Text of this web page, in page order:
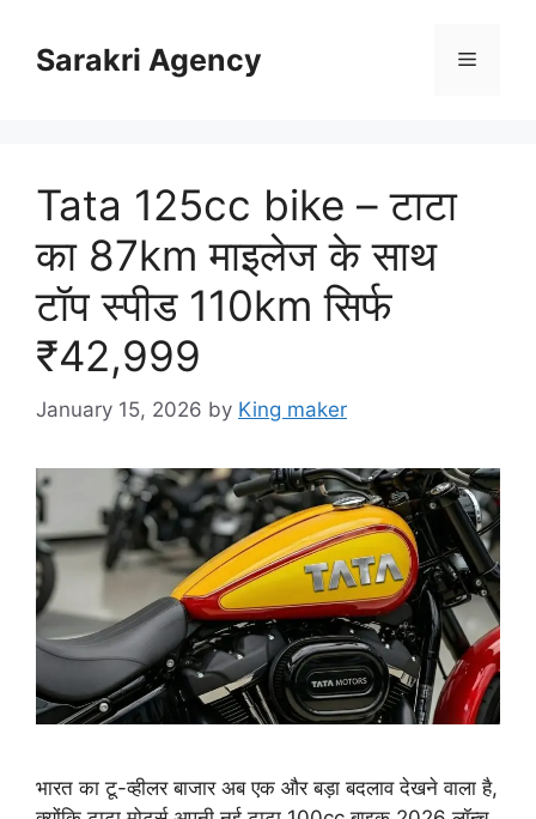
contentSarakri Agency Menu
Tata 125cc bike – टाटा
का 87km माइलेज के साथ
टॉप स्पीड 110km सिर्फ
₹42,999
January 15, 2026 by King maker
भारत का टू-व्हीलर बाजार अब एक और बड़ा बदलाव देखने वाला है,